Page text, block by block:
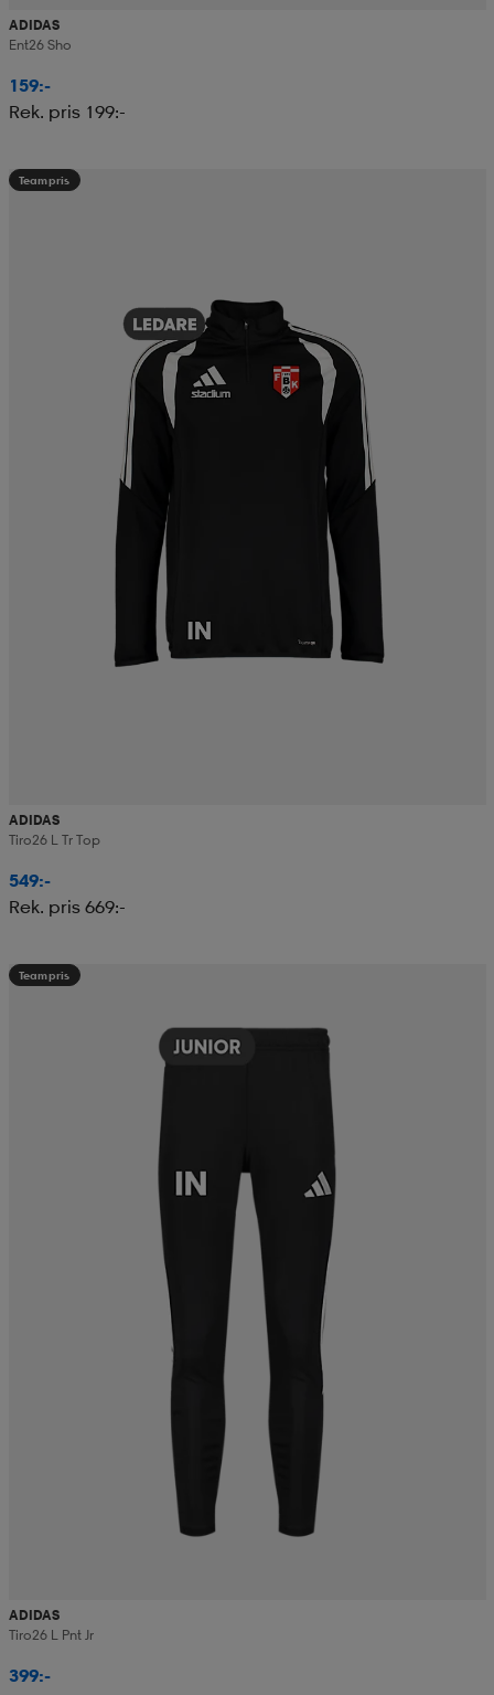
ADIDAS
Ent26 Sho
159:-
Rek. pris 199:-
Teampris
ADIDAS
Tiro26 L Tr Top
549:-
Rek. pris 669:-
Teampris
ADIDAS
Tiro26 L Pnt Jr
399:-